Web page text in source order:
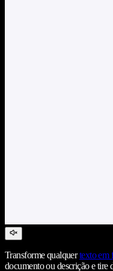
Transforme qualquertexto em
documento ou descrição e tire